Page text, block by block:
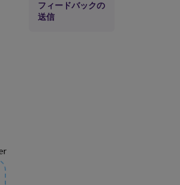
フィードバックの
送信